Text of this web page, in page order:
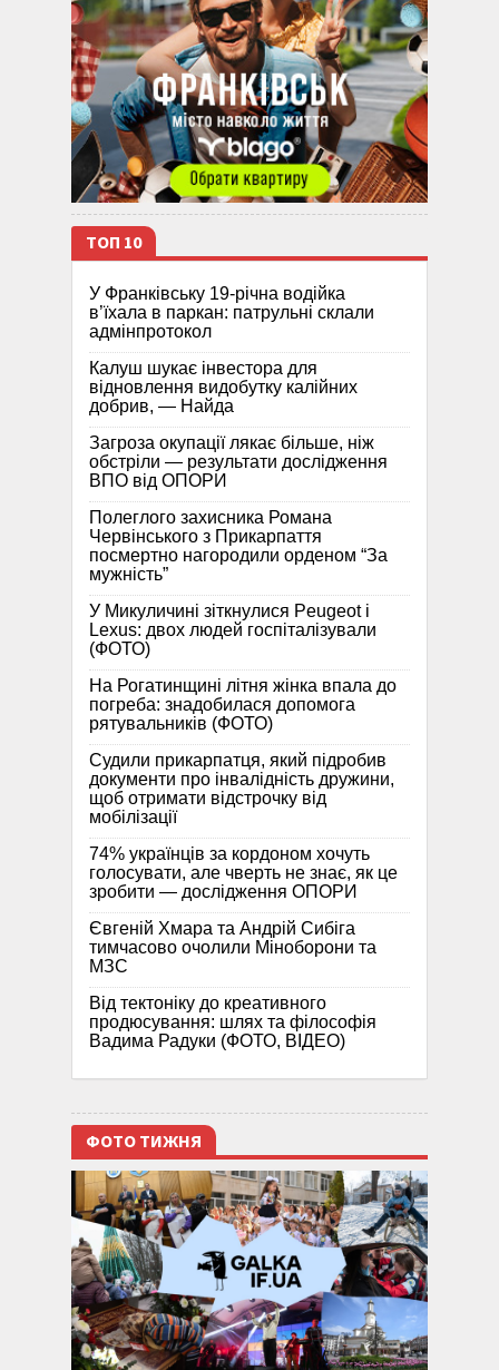
ТОП 10
У Франківську 19-річна водійка
в’їхала в паркан: патрульні склали
адмінпротокол
Калуш шукає інвестора для
відновлення видобутку калійних
добрив, — Найда
Загроза окупації лякає більше, ніж
обстріли — результати дослідження
ВПО від ОПОРИ
Полеглого захисника Романа
Червінського з Прикарпаття
посмертно нагородили орденом “За
мужність”
У Микуличині зіткнулися Peugeot і
Lexus: двох людей госпіталізували
(ФОТО)
На Рогатинщині літня жінка впала до
погреба: знадобилася допомога
рятувальників (ФОТО)
Судили прикарпатця, який підробив
документи про інвалідність дружини,
щоб отримати відстрочку від
мобілізації
74% українців за кордоном хочуть
голосувати, але чверть не знає, як це
зробити — дослідження ОПОРИ
Євгеній Хмара та Андрій Сибіга
тимчасово очолили Міноборони та
МЗС
Від тектоніку до креативного
продюсування: шлях та філософія
Вадима Радуки (ФОТО, ВІДЕО)
ФОТО ТИЖНЯ